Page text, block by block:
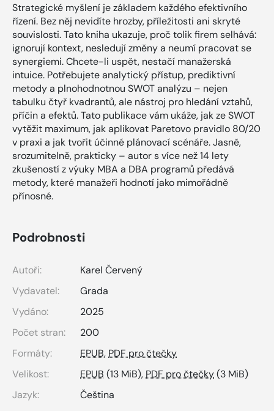
Strategické myšlení je základem každého efektivního
řízení. Bez něj nevidíte hrozby, příležitosti ani skryté
souvislosti. Tato kniha ukazuje, proč tolik firem selhává:
ignorují kontext, nesledují změny a neumí pracovat se
synergiemi. Chcete-li uspět, nestačí manažerská
intuice. Potřebujete analytický přístup, prediktivní
metody a plnohodnotnou SWOT analýzu – nejen
tabulku čtyř kvadrantů, ale nástroj pro hledání vztahů,
příčin a efektů. Tato publikace vám ukáže, jak ze SWOT
vytěžit maximum, jak aplikovat Paretovo pravidlo 80/20
v praxi a jak tvořit účinné plánovací scénáře. Jasně,
srozumitelně, prakticky – autor s více než 14 lety
zkušeností z výuky MBA a DBA programů předává
metody, které manažeři hodnotí jako mimořádně
přínosné.
Podrobnosti
Autoři:
Karel Červený
Vydavatel:
Grada
Vydáno:
2025
Počet stran:
200
Formáty:
EPUB, PDF pro čtečky
Velikost:
EPUB (13 MiB), PDF pro čtečky(3 MiB)
Jazyk:
Čeština